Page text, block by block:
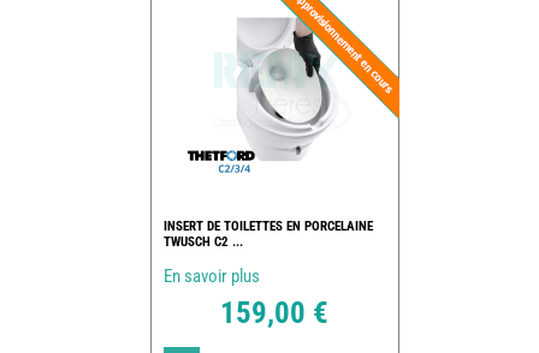
INSERT DE TOILETTES EN PORCELAINE
TWUSCH C2 ...
En savoir plus
159,00 €